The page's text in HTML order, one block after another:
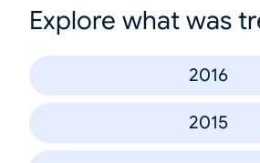
Explore what was
2016
2015